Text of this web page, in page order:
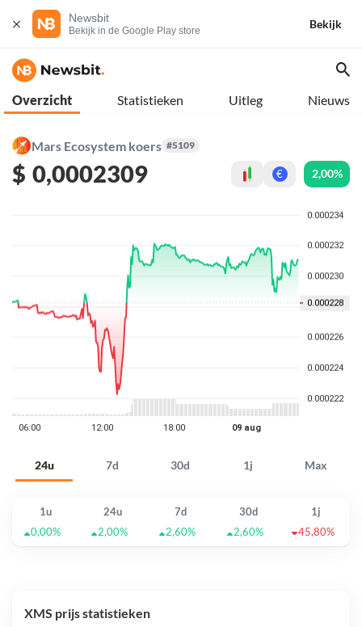
Newsbit
Bekijk in de Google Play store
Bekijk
Overzicht Statistieken Uitleg Nieuws
Mars Ecosystem koers #5109
$ 0,0002309 € 2,00%
24u 7d 30d 1j Max
1u 24u 7d 30d
1j
0,00%
2,00% 2,60% 2,60% 45,80%
XMS prijs statistieken